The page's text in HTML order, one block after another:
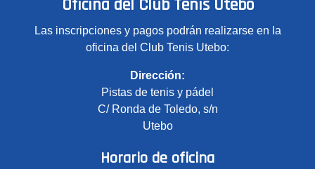
Oficina del Club Tenis Utebo
Las inscripciones y pagos podrán realizarse en la
oficina del Club Tenis Utebo:
Dirección:
Pistas de tenis y pádel
C/ Ronda de Toledo, s/n
Utebo
Horario de oficina